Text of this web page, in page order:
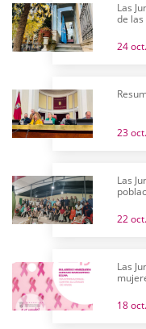
Las
de las
24
23
Las
22
Las
18